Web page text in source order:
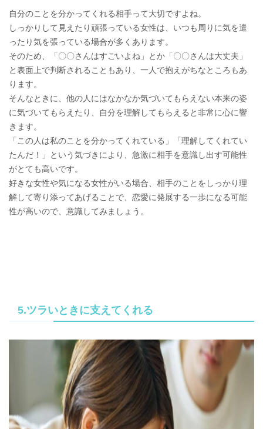
自分のことを分かってくれる相手って大切ですよね。
しっかりして見えたり頑張っている女性は、いつも周りに気を遣
ったり気を張っている場合が多くあります。
そのため、「〇〇さんはすごいよね」とか「〇〇さんは大丈夫」
と表面上で判断されることもあり、一人で抱えがちなところもあ
ります。
そんなときに、他の人にはなかなか気づいてもらえない本来の姿
に気づいてもらえたり、自分を理解してもらえると非常に心に響
きます。
「この人は私のことを分かってくれている」「理解してくれてい
たんだ！」という気づきにより、急激に相手を意識し出す可能性
がとても高いです。
好きな女性や気になる女性がいる場合、相手のことをしっかり理
解して寄り添ってあげることで、恋愛に発展する一歩になる可能
性が高いので、意識してみましょう。
5.ツラいときに支えてくれる